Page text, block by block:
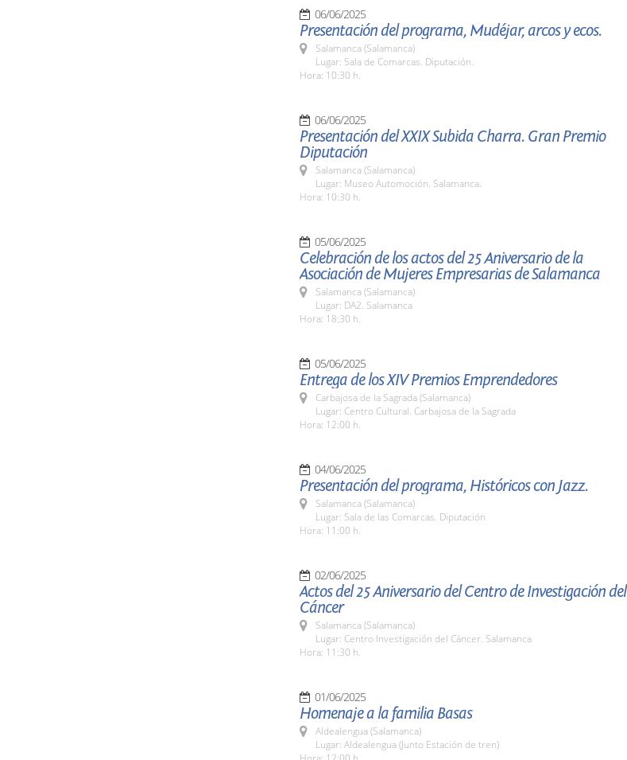
06/06/2025
Presentación del programa, Mudéjar, arcos y ecos.
Salamanca (Salamanca)
Lugar: Sala de Comarcas. Diputación.
Hora: 10:30 h.
06/06/2025
Presentación del XXIX Subida Charra. Gran Premio
Diputación
Salamanca (Salamanca)
Lugar: Museo Automoción. Salamanca.
Hora: 10:30 h.
05/06/2025
Celebración de los actos del 25 Aniversario de la
Asociación de Mujeres Empresarias de Salamanca
Salamanca (Salamanca)
Lugar: DA2. Salamanca
Hora: 18:30 h.
05/06/2025
Entrega de los XIV Premios Emprendedores
Carbajosa de la Sagrada (Salamanca)
Lugar: Centro Cultural. Carbajosa de la Sagrada
Hora: 12:00 h.
04/06/2025
Presentación del programa, Históricos con Jazz.
Salamanca (Salamanca)
Lugar: Sala de las Comarcas. Diputación
Hora: 11:00 h.
02/06/2025
Actos del 25 Aniversario del Centro de Investigación del
Cáncer
Salamanca (Salamanca)
Lugar: Centro Investigación del Cáncer. Salamanca
Hora: 11:30 h.
01/06/2025
Homenaje a la familia Basas
Aldealengua (Salamanca)
Lugar: Aldealengua (Junto Estación de tren)